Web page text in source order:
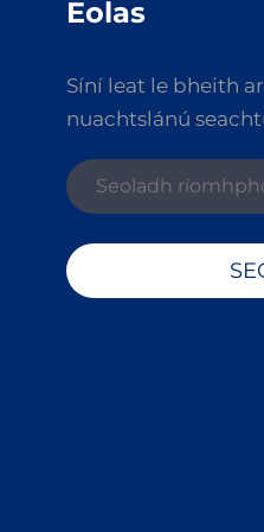
Eolas
Síní leat le bheith
nuachtslánú